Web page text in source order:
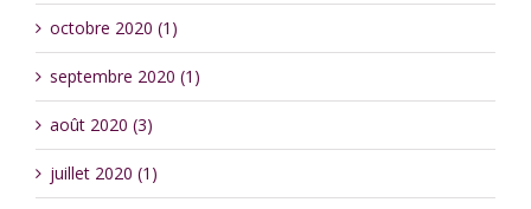
octobre 2020 (1)
septembre 2020 (1)
août 2020 (3)
juillet 2020 (1)